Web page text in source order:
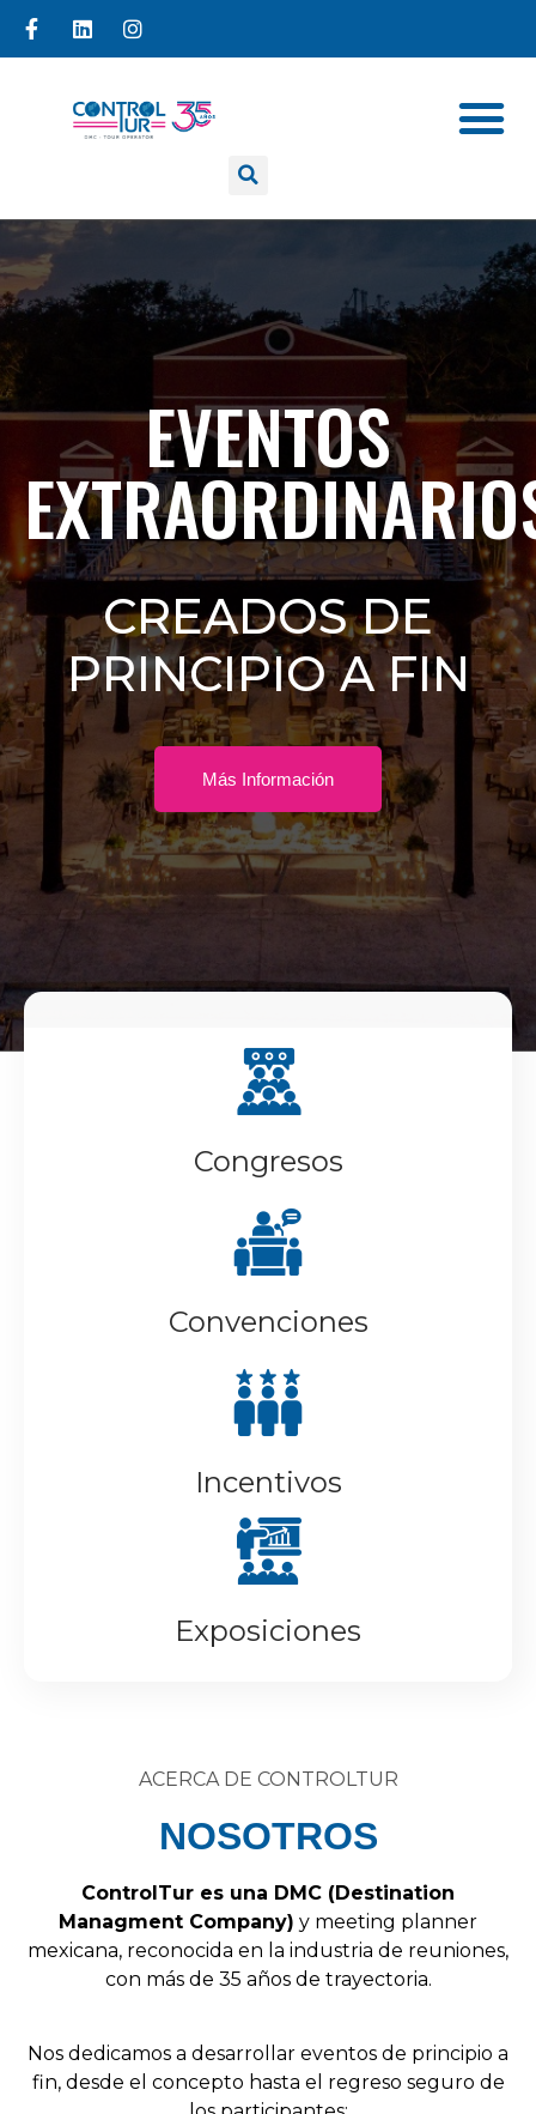
EVENTOS
CREADOS DE
PRINCIPIO A FIN
Más Información
Congresos
Convenciones
Incentivos
Exposiciones
ACERCA DE CONTROLTUR
NOSOTROS
ControlTur es una DMC (Destination
Managment Company) y meeting planner
mexicana, reconocida en la industria de reuniones,
con más de 35 años de trayectoria.
Nos dedicamos a desarrollar eventos de principio a
fin, desde el concepto hasta el regreso seguro de